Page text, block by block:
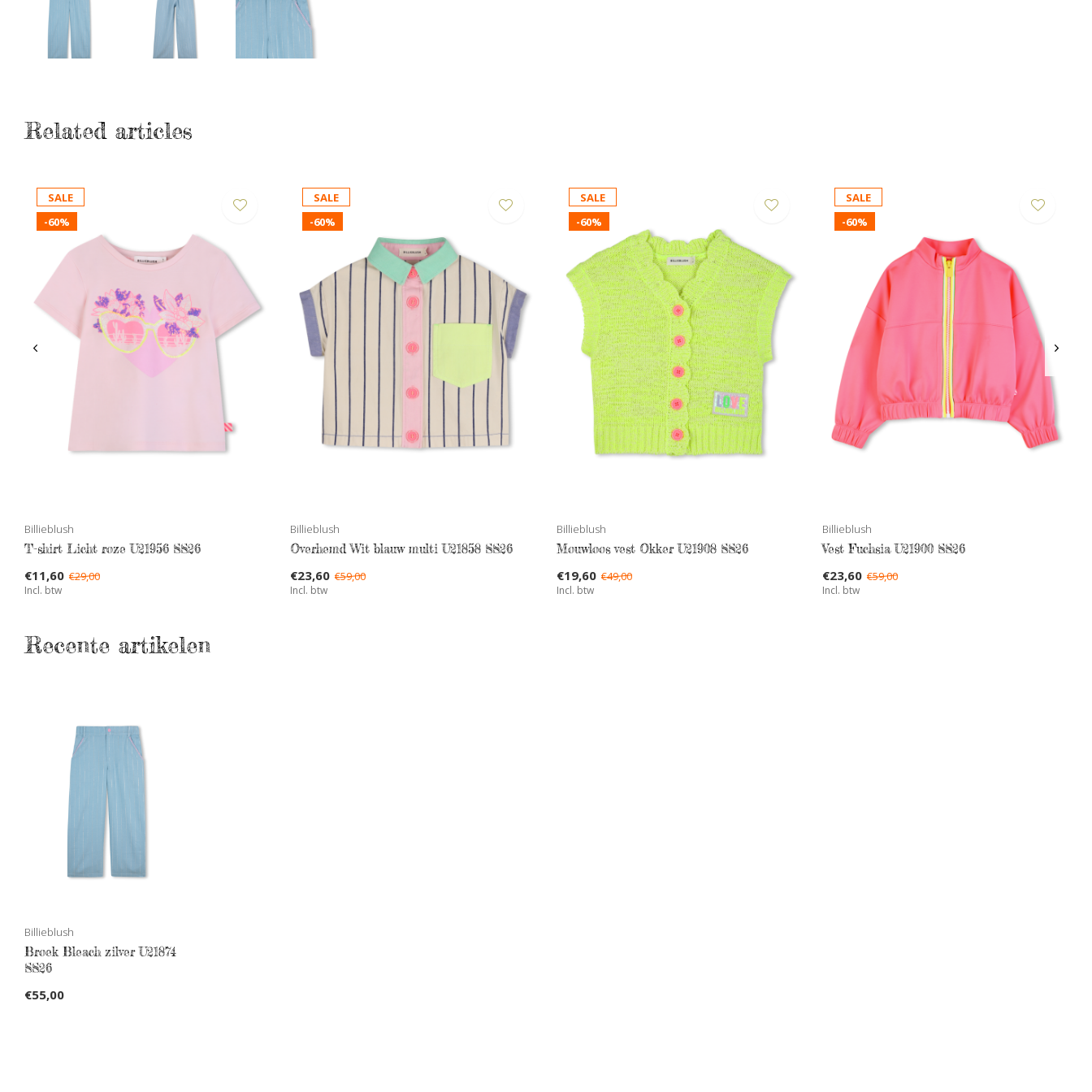
Related articles
SALE
-60%
Billieblush
T-shirt Licht roze U21956 SS26
€11,60 €29,00
Incl. btw
SALE
-60%
Billieblush
Overhemd Wit blauw multi U21858 SS26
€23,60 €59,00
Incl. btw
SALE
-60%
Billieblush
Mouwloos vest Okker U21908 SS26
€19,60 €49,00
Incl. btw
SALE
-60%
Billieblush
Vest Fuchsia U21900 SS26
€23,60 €59,00
Incl. btw
Recente artikelen
Billieblush
Broek Bleach zilver U21874
SS26
€55,00